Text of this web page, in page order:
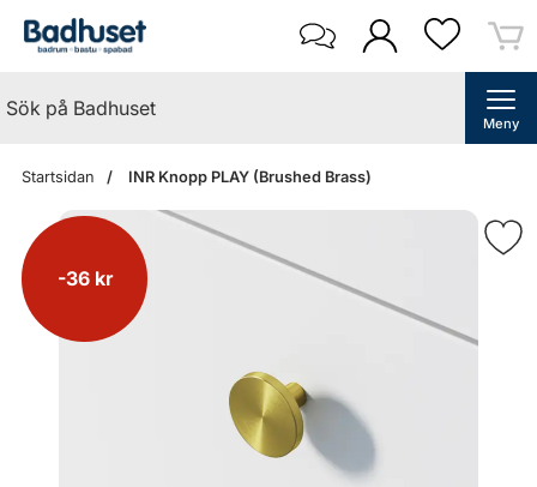
Meny
Startsidan INR Knopp PLAY (Brushed Brass)
-36 kr